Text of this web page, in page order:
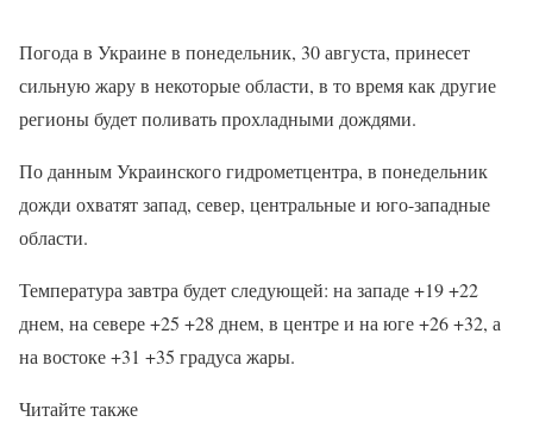
Погода в Украине в понедельник, 30 августа, принесет
сильную жару в некоторые области, в то время как другие
регионы будет поливать прохладными дождями.
По данным Украинского гидрометцентра, в понедельник
дожди охватят запад, север, центральные и юго-западные
области.
Температура завтра будет следующей: на западе +19 +22
днем, на севере +25 +28 днем, в центре и на юге +26 +32, а
на востоке +31 +35 градуса жары.
Читайте также